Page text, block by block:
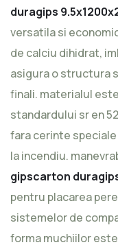
duragips
versatila si
de calciu dihidrat,
asigura o structura
finali. materialul
standardului sr en
fara cerinte
la incendiu.
gipscarton
pentru placarea
sistemelor de
forma muchiilor